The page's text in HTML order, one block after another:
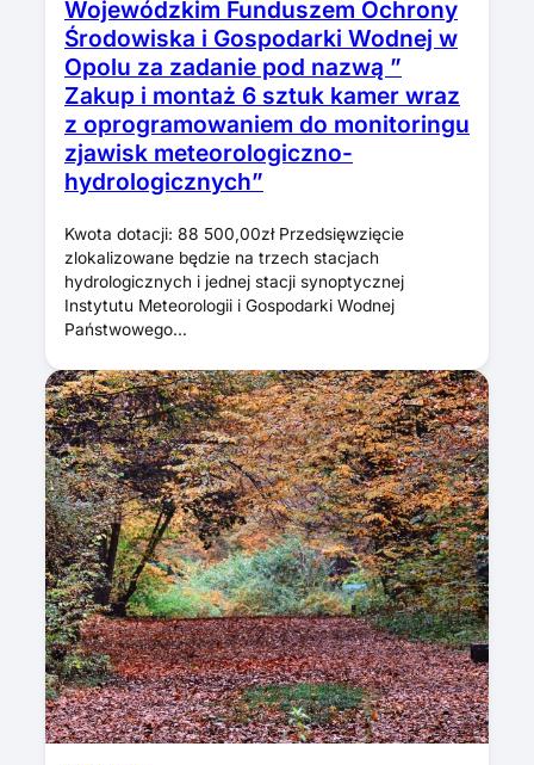
Wojewódzkim Funduszem Ochrony
Środowiska i Gospodarki Wodnej w
Opolu za zadanie pod nazwą ”
Zakup i montaż 6 sztuk kamer wraz
z oprogramowaniem do monitoringu
zjawisk meteorologiczno-
hydrologicznych”
Kwota dotacji: 88 500,00zł Przedsięwzięcie
zlokalizowane będzie na trzech stacjach
hydrologicznych i jednej stacji synoptycznej
Instytutu Meteorologii i Gospodarki Wodnej
Państwowego…